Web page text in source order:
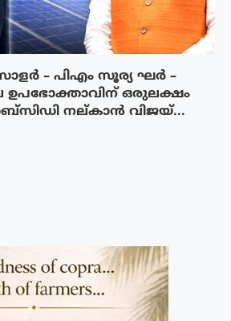
– പിഎം സൂര്യ ഘർ –
ഉപഭോക്താവിന് ഒരുലക്ഷം
നല്കാൻ വിജയ്...